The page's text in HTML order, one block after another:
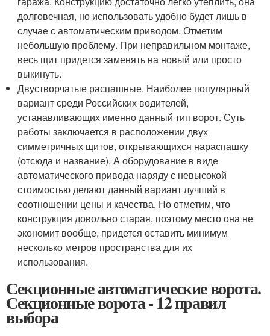
долговечная, но использовать удобно будет лишь в
случае с автоматическим приводом. Отметим
небольшую проблему. При неправильном монтаже,
весь щит придется заменять на новый или просто
выкинуть.
Двустворчатые распашные. Наиболее популярный
вариант среди Российских водителей,
устанавливающих именно данный тип ворот. Суть
работы заключается в расположении двух
симметричных щитов, открывающихся нараспашку
(отсюда и название). А оборудование в виде
автоматического привода наряду с невысокой
стоимостью делают данный вариант лучший в
соотношении цены и качества. Но отметим, что
конструкция довольно старая, поэтому место она не
экономит вообще, придется оставить минимум
несколько метров пространства для их
использования.
Секционные автоматические ворота.
Секционные ворота - 12 правил
выбора